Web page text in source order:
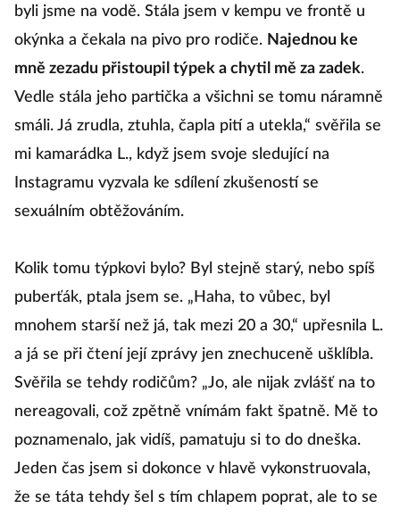
byli jsme na vodě. Stála jsem v kempu ve frontě u
okýnka a čekala na pivo pro rodiče. Najednou ke
mně zezadu přistoupil týpek a chytil mě za zadek.
Vedle stála jeho partička a všichni se tomu náramně
smáli. Já zrudla, ztuhla, čapla pití a utekla,“ svěřila se
mi kamarádka L., když jsem svoje sledující na
Instagramu vyzvala ke sdílení zkušeností se
sexuálním obtěžováním.
Kolik tomu týpkovi bylo? Byl stejně starý, nebo spíš
puberťák, ptala jsem se. „Haha, to vůbec, byl
mnohem starší než já, tak mezi 20 a 30,“ upřesnila L.
a já se při čtení její zprávy jen znechuceně ušklíbla.
Svěřila se tehdy rodičům? „Jo, ale nijak zvlášť na to
nereagovali, což zpětně vnímám fakt špatně. Mě to
poznamenalo, jak vidíš, pamatuju si to do dneška.
Jeden čas jsem si dokonce v hlavě vykonstruovala,
že se táta tehdy šel s tím chlapem poprat, ale to se